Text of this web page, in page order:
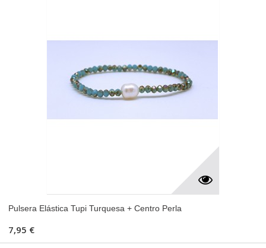
Pulsera Elástica Tupi Turquesa + Centro Perla
7,95 €